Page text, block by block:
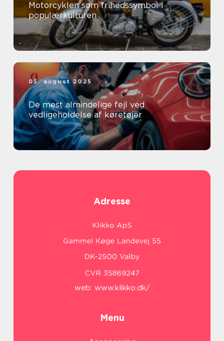
Motorcyklen som frihedssymbol i
populærkulturen
05. august 2025
De mest almindelige fejl ved
vedligeholdelse af køretøjer
Adresse
web: www.klikko.dk/
Menu